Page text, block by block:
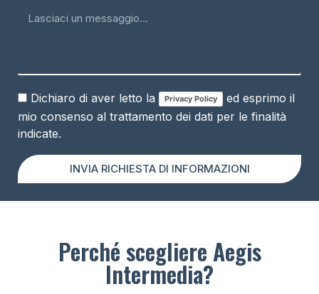
Dichiaro di aver letto la Privacy Policy
ed esprimo il
mio consenso al trattamento dei dati per le finalità
indicate.
INVIA RICHIESTA DI INFORMAZIONI
Perché scegliere Aegis
Intermedia?